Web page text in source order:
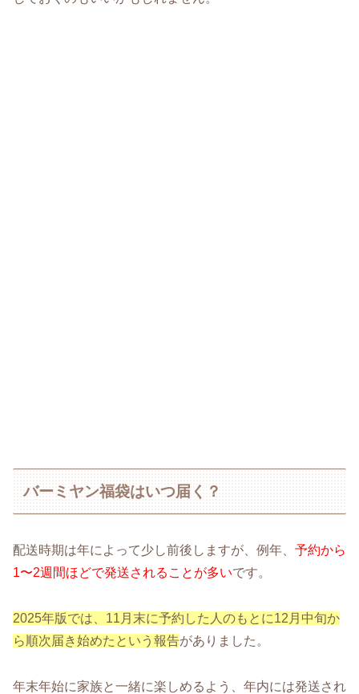
バーミヤン福袋はいつ届く？
配送時期は年によって少し前後しますが、例年、 予約から
1〜2週間ほどで発送されることが多いです。
2025年版では、11月末に予約した人のもとに12月中旬か
ら順次届き始めたという報告がありました。
年末年始に家族と一緒に楽しめるよう、年内には発送され